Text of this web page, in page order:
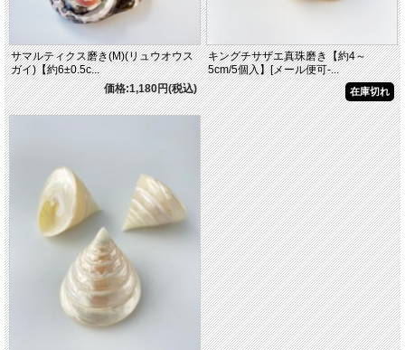
サマルティクス磨き(M)(リュウオウス
ガイ)【約6±0.5c...
価格:1,180円(税込)
キングチサザエ真珠磨き【約4～
5cm/5個入】[メール便可-...
在庫切れ